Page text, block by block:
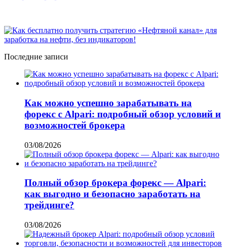
Последние записи
Как можно успешно зарабатывать на
форекс с Alpari: подробный обзор условий и
возможностей брокера
03/08/2026
Полный обзор брокера форекс — Alpari:
как выгодно и безопасно заработать на
трейдинге?
03/08/2026